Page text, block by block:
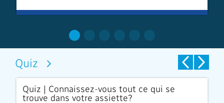
Quiz
Quiz | Connaissez-vous tout ce qui se
trouve dans votre assiette?